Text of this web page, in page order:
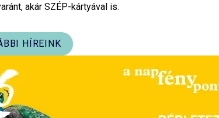
akár SZÉP-kártyával is.
HÍREINK